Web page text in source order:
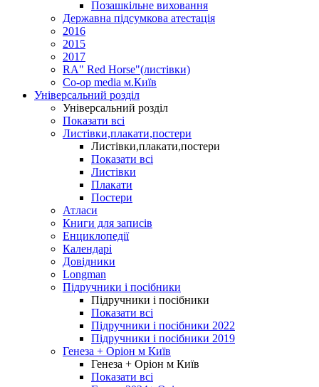
Позашкільне виховання
Державна підсумкова атестація
2016
2015
2017
RA" Red Horse"(листівки)
Co-op media м.Київ
Універсальний розділ
Універсальний розділ
Показати всі
Листівки,плакати,постери
Листівки,плакати,постери
Показати всі
Листівки
Плакати
Постери
Атласи
Книги для записів
Енциклопедії
Календарі
Довідники
Longman
Підручники і посібники
Підручники і посібники
Показати всі
Підручники і посібники 2022
Підручники і посібники 2019
Генеза + Оріон м Київ
Генеза + Оріон м Київ
Показати всі